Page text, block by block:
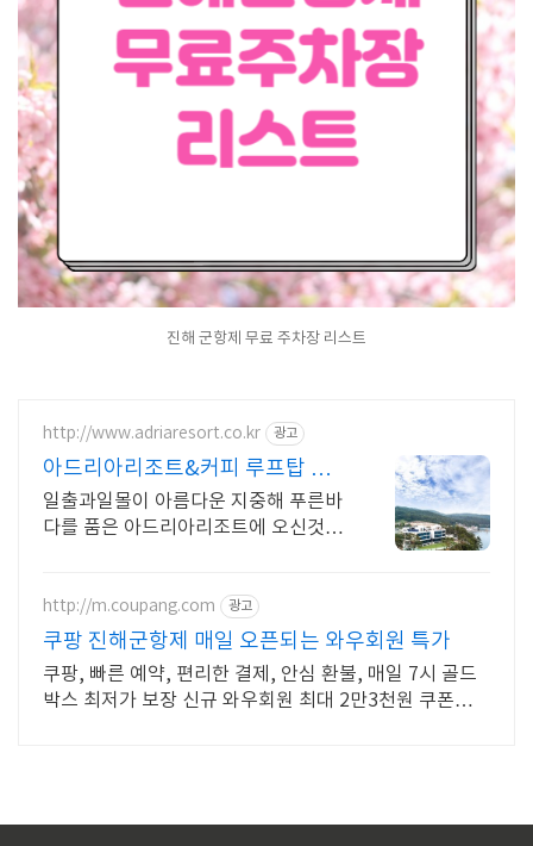
진해 군항제 무료 주차장 리스트
http://www.adriaresort.co.kr 광고
아드리아리조트&커피 루프탑 수
영장,루프탑 바베큐
일출과일몰이 아름다운 지중해 푸른바
다를 품은 아드리아리조트에 오신것을
http://m.coupang.com 광고
쿠팡 진해군항제 매일 오픈되는 와우회원 특가
쿠팡, 빠른 예약, 편리한 결제, 안심 환불, 매일 7시 골드
박스 최저가 보장 신규 와우회원 최대 2만3천원 쿠폰팩